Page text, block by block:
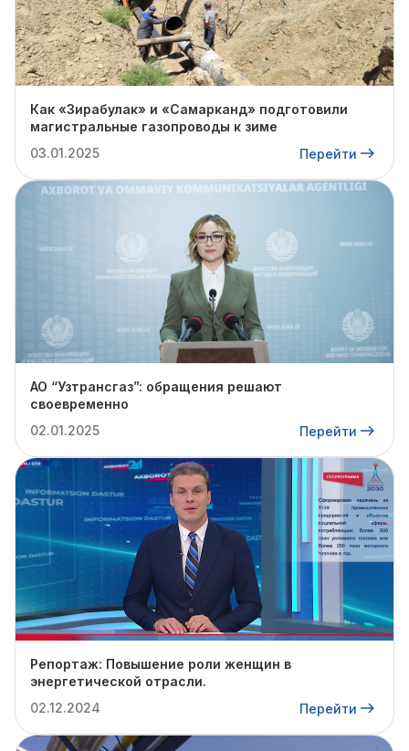
Как «Зирабулак» и «Самарканд» подготовили
магистральные газопроводы к зиме
03.01.2025
Перейти
АО “Узтрансгаз”: обращения решают
своевременно
02.01.2025
Перейти
Репортаж: Повышение роли женщин в
энергетической отрасли.
02.12.2024
Перейти